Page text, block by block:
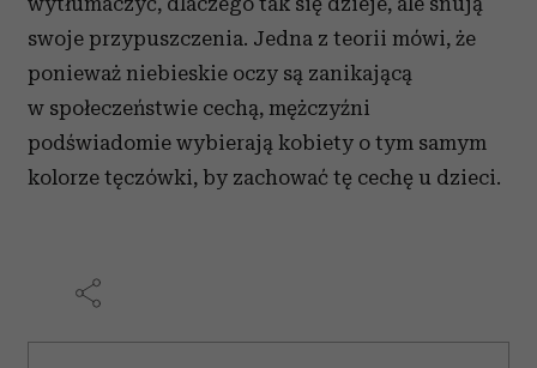
swoje przypuszczenia. Jedna z teorii mówi, że
ponieważ niebieskie oczy są zanikającą
w społeczeństwie cechą, mężczyźni
podświadomie wybierają kobiety o tym samym
kolorze tęczówki, by zachować tę cechę u dzieci.